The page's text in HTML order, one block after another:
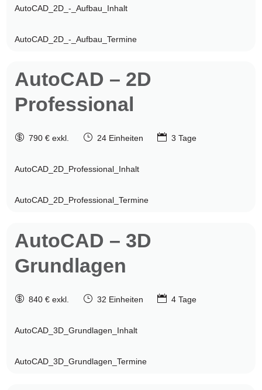
AutoCAD_2D_-_Aufbau_Inhalt
AutoCAD_2D_-_Aufbau_Termine
AutoCAD – 2D
Professional
790 € exkl. }24 Einheiten  3 Tage
AutoCAD_2D_Professional_Inhalt
AutoCAD_2D_Professional_Termine
AutoCAD – 3D
Grundlagen
840 € exkl. }32 Einheiten  4 Tage
AutoCAD_3D_Grundlagen_Inhalt
AutoCAD_3D_Grundlagen_Termine